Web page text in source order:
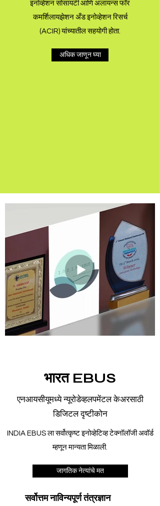
इनोव्हेशन सोसायटी आणि अलायन्स फॉर
कमर्शिलायझेशन अँड इनोव्हेशन रिसर्च
(ACIR) यांच्यातील सहयोगी होता.
अधिक जाणून घ्या
भारत EBUS
एनआयसीयूमध्ये न्यूरोडेव्हलपमेंटल केअरसाठी
डिजिटल दृष्टीकोन
INDIA EBUS ला सर्वोत्कृष्ट इनोव्हेटिव्ह टेक्नॉलॉजी अवॉर्ड
म्हणून मान्यता मिळाली.
जागतिक नेत्यांचे मत
सर्वोत्तम नाविन्यपूर्ण तंत्रज्ञान